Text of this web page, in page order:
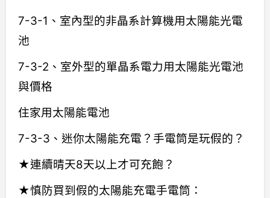
7-3-1、室內型的非晶系計算機用太陽能光電
池
7-3-2、室外型的單晶系電力用太陽能光電池
與價格
住家用太陽能電池
7-3-3、迷你太陽能充電？手電筒是玩假的？
★連續晴天8天以上才可充飽？
★慎防買到假的太陽能充電手電筒：